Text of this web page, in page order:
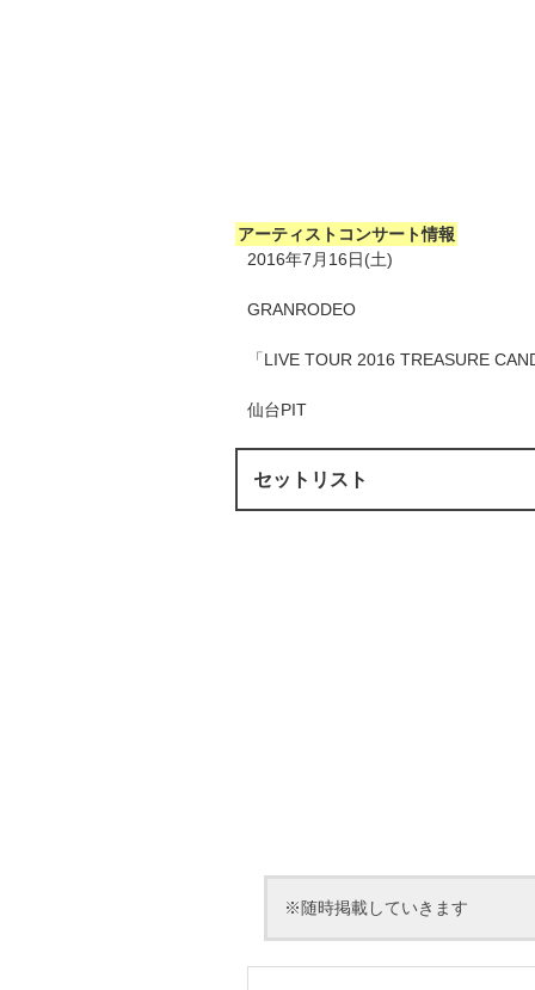
アーティストコンサート情報
2016年7月16日(土)
GRANRODEO
「LIVE TOUR 2016 TREASURE
仙台PIT
セットリスト
※随時掲載していきます